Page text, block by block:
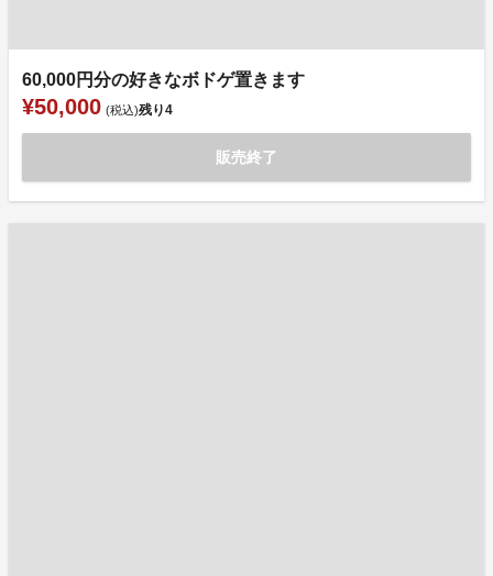
60,000円分の好きなボドゲ置きます
¥50,000 (税込)残り4
販売終了